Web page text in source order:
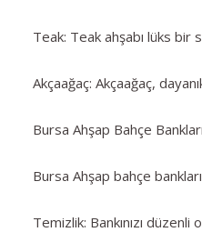
Teak: Teak ahşabı lüks bir
Akçaağaç: Akçaağaç,
Bursa Ahşap Bahçe
Bursa Ahşap bahçe
Temizlik: Bankınızı